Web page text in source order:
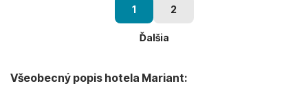
1 2
Ďalšia
Všeobecný popis hotela Mariant: